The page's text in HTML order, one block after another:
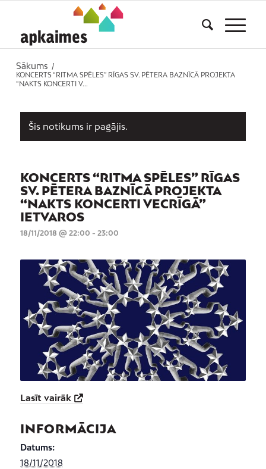
Sākums
/
KONCERTS “RITMA SPĒLES” RĪGAS SV. PĒTERA BAZNĪCĀ PROJEKTA
“NAKTS KONCERTI V...
Šis notikums ir pagājis.
KONCERTS “RITMA SPĒLES” RĪGAS
SV. PĒTERA BAZNĪCĀ PROJEKTA
“NAKTS KONCERTI VECRĪGĀ”
IETVAROS
18/11/2018 @ 22:00 - 23:00
Lasīt vairāk
INFORMĀCIJA
Datums:
18/11/2018